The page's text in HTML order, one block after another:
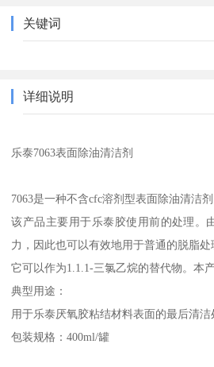
关键词
详细说明
乐泰7063表面除油清洁剂
7063是一种不含cfc溶剂型表面除油清洁剂
该产品主要用于乐泰胶使用前的处理。
力，因此也可以有效地用于普通的脱脂处
它可以作为1.1.1-三氯乙烷的替代物。本
典型用途：
用于乐泰厌氧胶粘结材料表面的最后清洁
包装规格：400ml/罐